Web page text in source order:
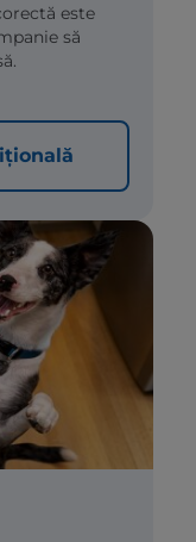
este
să